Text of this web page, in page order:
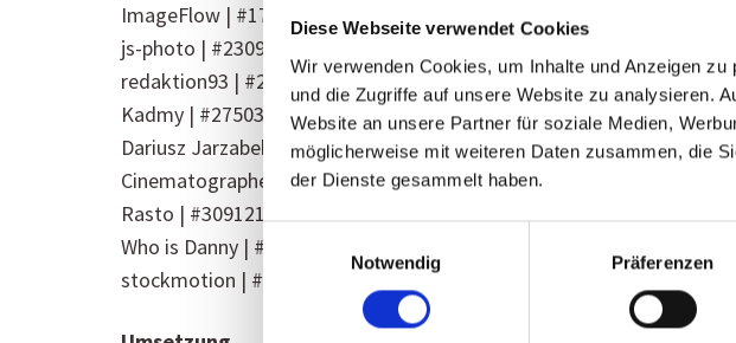
Diese Webseite verwendet Cookies
Wir verwenden Cookies, um Inhalte und Anzeigen
und die Zugriffe auf unsere Website zu analysieren.
Website an unsere Partner für soziale Medien,
möglicherweise mit weiteren Daten zusammen, die
der Dienste gesammelt haben.
Notwendig
Präferenzen
ImageFlow | #173570437 | Adobe.Stock
js-photo | #230973519 | Adobe.Stock
redaktion93 | #238795718 | Adobe.Stock
Kadmy | #275037291 | Adobe.Stock
Dariusz Jarzabek | #296388747 | Adobe.Stock
Cinematographer | #300015587 | Adobe.Stock
Rasto | #309121674 | Adobe.Stock
Who is Danny | #362418531 | Adobe.Stock
stockmotion | #740864403 | Adobe.Stock